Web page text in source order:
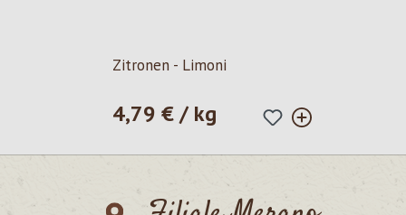
Zitronen - Limoni
Prezzo normale:
4,79 € / kg